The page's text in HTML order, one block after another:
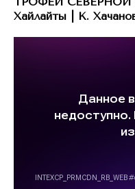
Хайлайты | К.